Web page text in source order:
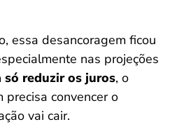
essa desancoragem ficou
nas projeções
só reduzir os juros, o
precisa convencer o
vai cair.